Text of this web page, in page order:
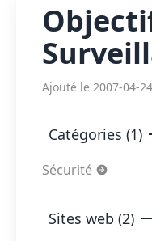
Ajouté le 2007-04-
Catégories (1)
Sécurité
Sites web (2)